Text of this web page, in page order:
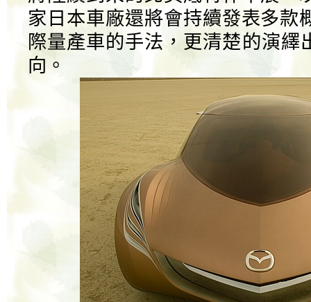
家日本車廠還將會持續發表多款
際量產車的手法，更清楚的演繹
向。